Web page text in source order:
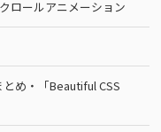
ロールアニメーション
め・「Beautiful CSS